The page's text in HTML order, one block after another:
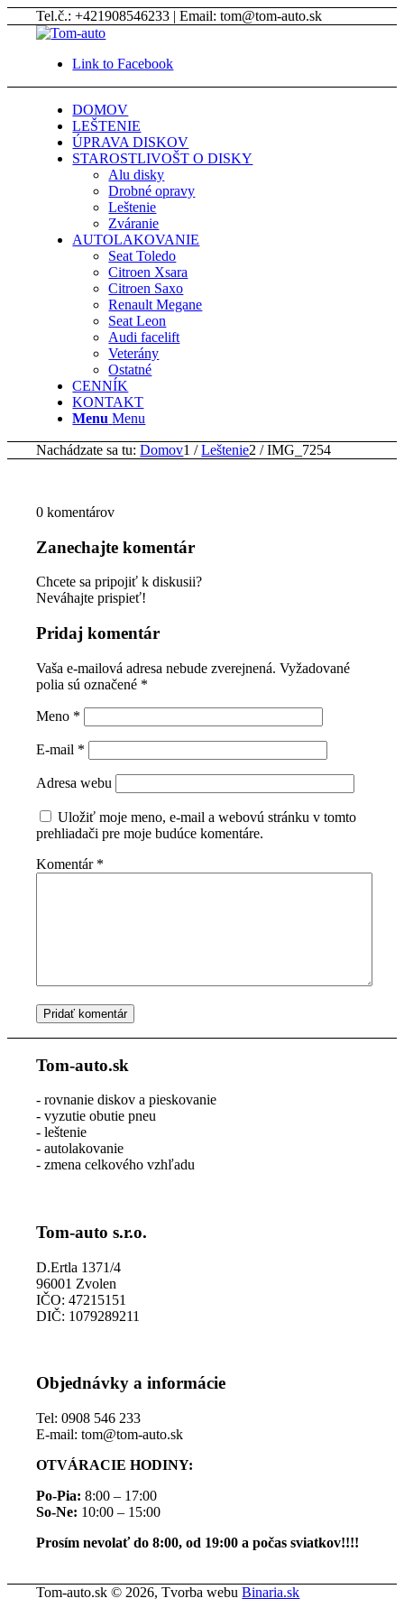
Tel.č.: +421908546233 | Email: tom@tom-auto.sk
Link to Facebook
DOMOV
LEŠTENIE
ÚPRAVA DISKOV
STAROSTLIVOŠT O DISKY
Alu disky
Drobné opravy
Leštenie
Zváranie
AUTOLAKOVANIE
Seat Toledo
Citroen Xsara
Citroen Saxo
Renault Megane
Seat Leon
Audi facelift
Veterány
Ostatné
CENNÍK
KONTAKT
Menu Menu
Nachádzate sa tu: Domov1 / Leštenie2 / IMG_7254
0 komentárov
Zanechajte komentár
Chcete sa pripojiť k diskusii?
Neváhajte prispieť!
Pridaj komentár
Vaša e-mailová adresa nebude zverejnená. Vyžadované
polia sú označené *
Meno *
E-mail *
Adresa webu
Uložiť moje meno, e-mail a webovú stránku v tomto
prehliadači pre moje budúce komentáre.
Komentár *
Tom-auto.sk
- rovnanie diskov a pieskovanie
- vyzutie obutie pneu
- leštenie
- autolakovanie
- zmena celkového vzhľadu
Tom-auto s.r.o.
D.Ertla 1371/4
96001 Zvolen
IČO: 47215151
DIČ: 1079289211
Objednávky a informácie
Tel: 0908 546 233
E-mail: tom@tom-auto.sk
OTVÁRACIE HODINY:
Po-Pia: 8:00 – 17:00
So-Ne: 10:00 – 15:00
Prosím nevolať do 8:00, od 19:00 a počas sviatkov!!!!
Tom-auto.sk © 2026, Tvorba webuBinaria.sk